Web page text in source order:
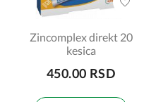
Zincomplex direkt 20
kesica
450.00 RSD